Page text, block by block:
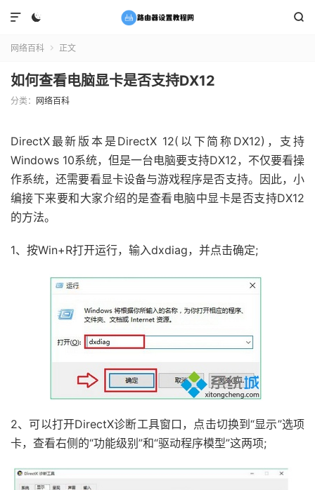
 

网络百科  正文
如何查看电脑显卡是否支持DX12
分类： 网络百科
DirectX最新版本是DirectX 12(以下简称DX12)，支持
Windows 10系统，但是一台电脑要支持DX12，不仅要看操
作系统，还需要看显卡设备与游戏程序是否支持。因此，小
编接下来要和大家介绍的是查看电脑中显卡是否支持DX12
的方法。
1、按Win+R打开运行，输入dxdiag，并点击确定;‍‍
2、可以打开DirectX诊断工具窗口，点击切换到“显示”选项
卡，查看右侧的“功能级别”和“驱动程序模型”这两项;